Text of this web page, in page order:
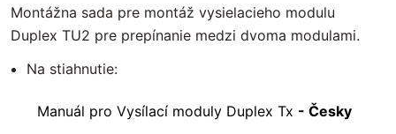
Montážna sada pre montáž vysielacieho modulu
Duplex TU2 pre prepínanie medzi dvoma modulami.
Na stiahnutie:
Manuál pro Vysílací moduly Duplex Tx - Česky